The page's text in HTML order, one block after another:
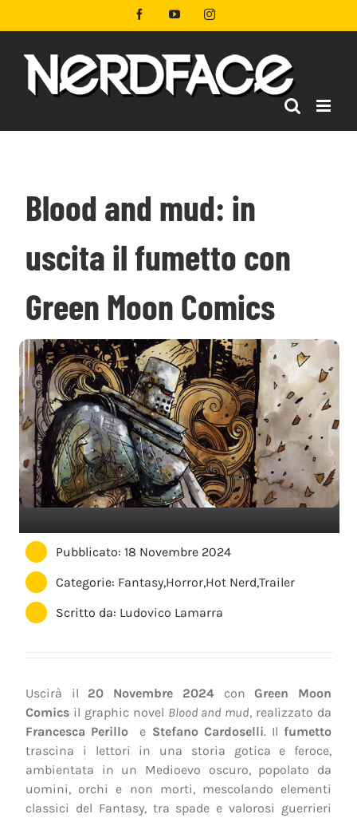
al
FacebookYouTubeInstagram
Blood and mud: in
uscita il fumetto con
Green Moon Comics
Pubblicato: 18 Novembre 2024
Categorie: Fantasy,Horror,Hot Nerd,Trailer
Scritto da: Ludovico Lamarra
Uscirà il 20 Novembre 2024conGreen Moon
Comics il graphic novel Blood and mud, realizzato da
Francesca Perillo
e Stefano Cardoselli. Il fumetto
trascina i lettori in una storia gotica e feroce,
ambientata in un Medioevo oscuro, popolato da
uomini, orchi e non morti, mescolando elementi
classici del Fantasy, tra spade e valorosi guerrieri